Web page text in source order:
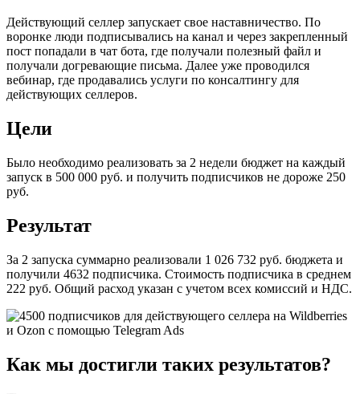
Действующий селлер запускает свое наставничество. По
воронке люди подписывались на канал и через закрепленный
пост попадали в чат бота, где получали полезный файл и
получали догревающие письма. Далее уже проводился
вебинар, где продавались услуги по консалтингу для
действующих селлеров.
Цели
Было необходимо реализовать за 2 недели бюджет на каждый
запуск в 500 000 руб. и получить подписчиков не дороже 250
руб.
Результат
За 2 запуска суммарно реализовали 1 026 732 руб. бюджета и
получили 4632 подписчика. Стоимость подписчика в среднем
222 руб. Общий расход указан с учетом всех комиссий и НДС.
Как мы достигли таких результатов?